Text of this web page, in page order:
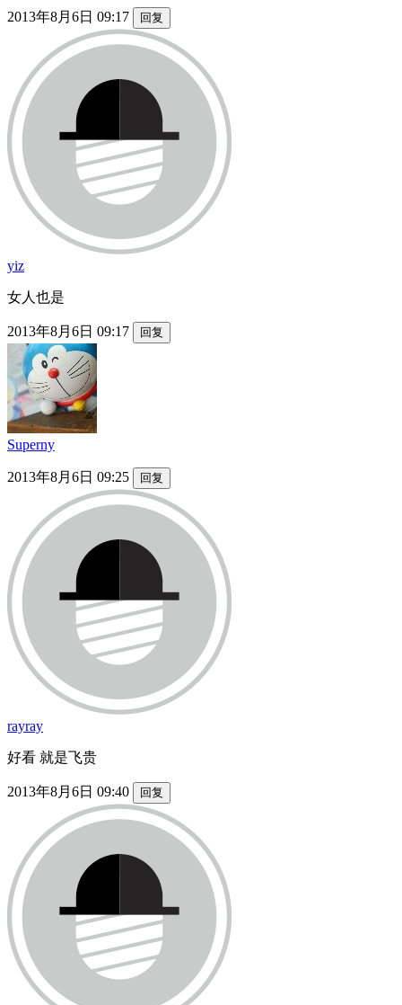
2013年8月6日 09:17 回复
yiz
女人也是
2013年8月6日 09:17 回复
Superny
2013年8月6日 09:25 回复
rayray
好看 就是飞贵
2013年8月6日 09:40 回复